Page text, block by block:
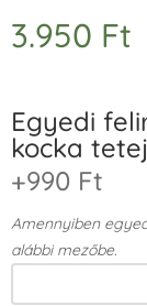
3.950 Ft
Egyedi
kocka
+990 Ft
Amennyiben
alábbi mezőbe.